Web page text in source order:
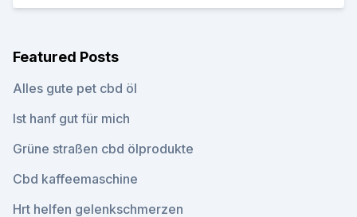
Featured Posts
Alles gute pet cbd öl
Ist hanf gut für mich
Grüne straßen cbd ölprodukte
Cbd kaffeemaschine
Hrt helfen gelenkschmerzen